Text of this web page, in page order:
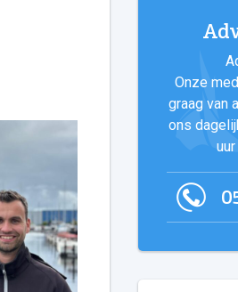
Onze
graag van
ons